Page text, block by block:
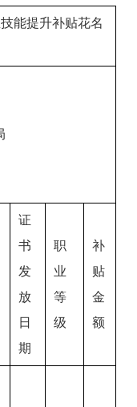
能提升补贴花名
证
书
发
放
日
期
职
业
等
级
补
贴
金
额